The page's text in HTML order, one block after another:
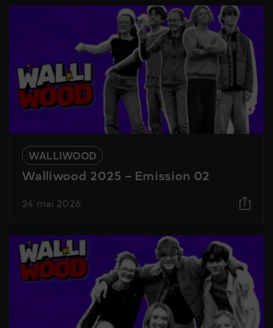
WALLIWOOD
Walliwood 2025 – Emission 02
24 mai 2026